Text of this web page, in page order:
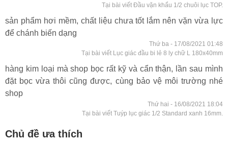
Tại bài viết Đầu vặn khẩu 1/2 chuôi lục TOP.
sản phẩm hơi mềm, chất liệu chưa tốt lắm nên vặn vừa lực
để chánh biến dạng
Thứ ba - 17/08/2021 01:48
Tại bài viết Lục giác đầu bi lẻ 8 ly chữ L 180x40mm
hàng kim loại mà shop bọc rất kỹ và cẩn thận, lần sau mình
đặt bọc vừa thôi cũng được, cùng bảo vệ môi trường nhé
shop
Thứ hai - 16/08/2021 18:04
Tại bài viết Tuýp lục giác 1/2 Standard xanh 16mm.
Chủ đề ưa thích